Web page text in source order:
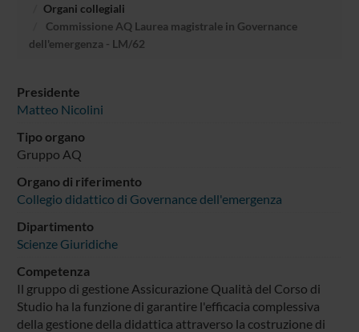
Organi collegiali
Commissione AQ Laurea magistrale in Governance
dell'emergenza - LM/62
Presidente
Matteo Nicolini
Tipo organo
Gruppo AQ
Organo di riferimento
Collegio didattico di Governance dell'emergenza
Dipartimento
Scienze Giuridiche
Competenza
Il gruppo di gestione Assicurazione Qualità del Corso di
Studio ha la funzione di garantire l'efficacia complessiva
della gestione della didattica attraverso la costruzione di